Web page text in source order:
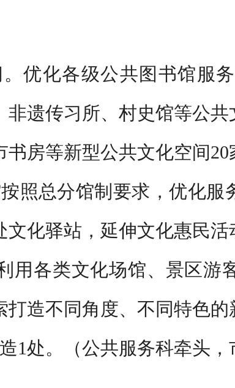
优化各级公共图书馆服
遗传习所、村史馆等公
房等新型公共文化空间20
照总分馆制要求，优化服
文化驿站，延伸文化惠民活
用各类文化场馆、 景区游
造不同角度、不同特色
1处。
（公共服务科牵头